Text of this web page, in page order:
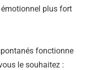
plus fort
fonctionne
le souhaitez :